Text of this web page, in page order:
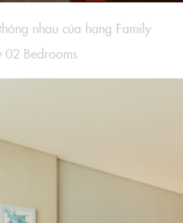
nhau của hạng Family
02 Bedrooms